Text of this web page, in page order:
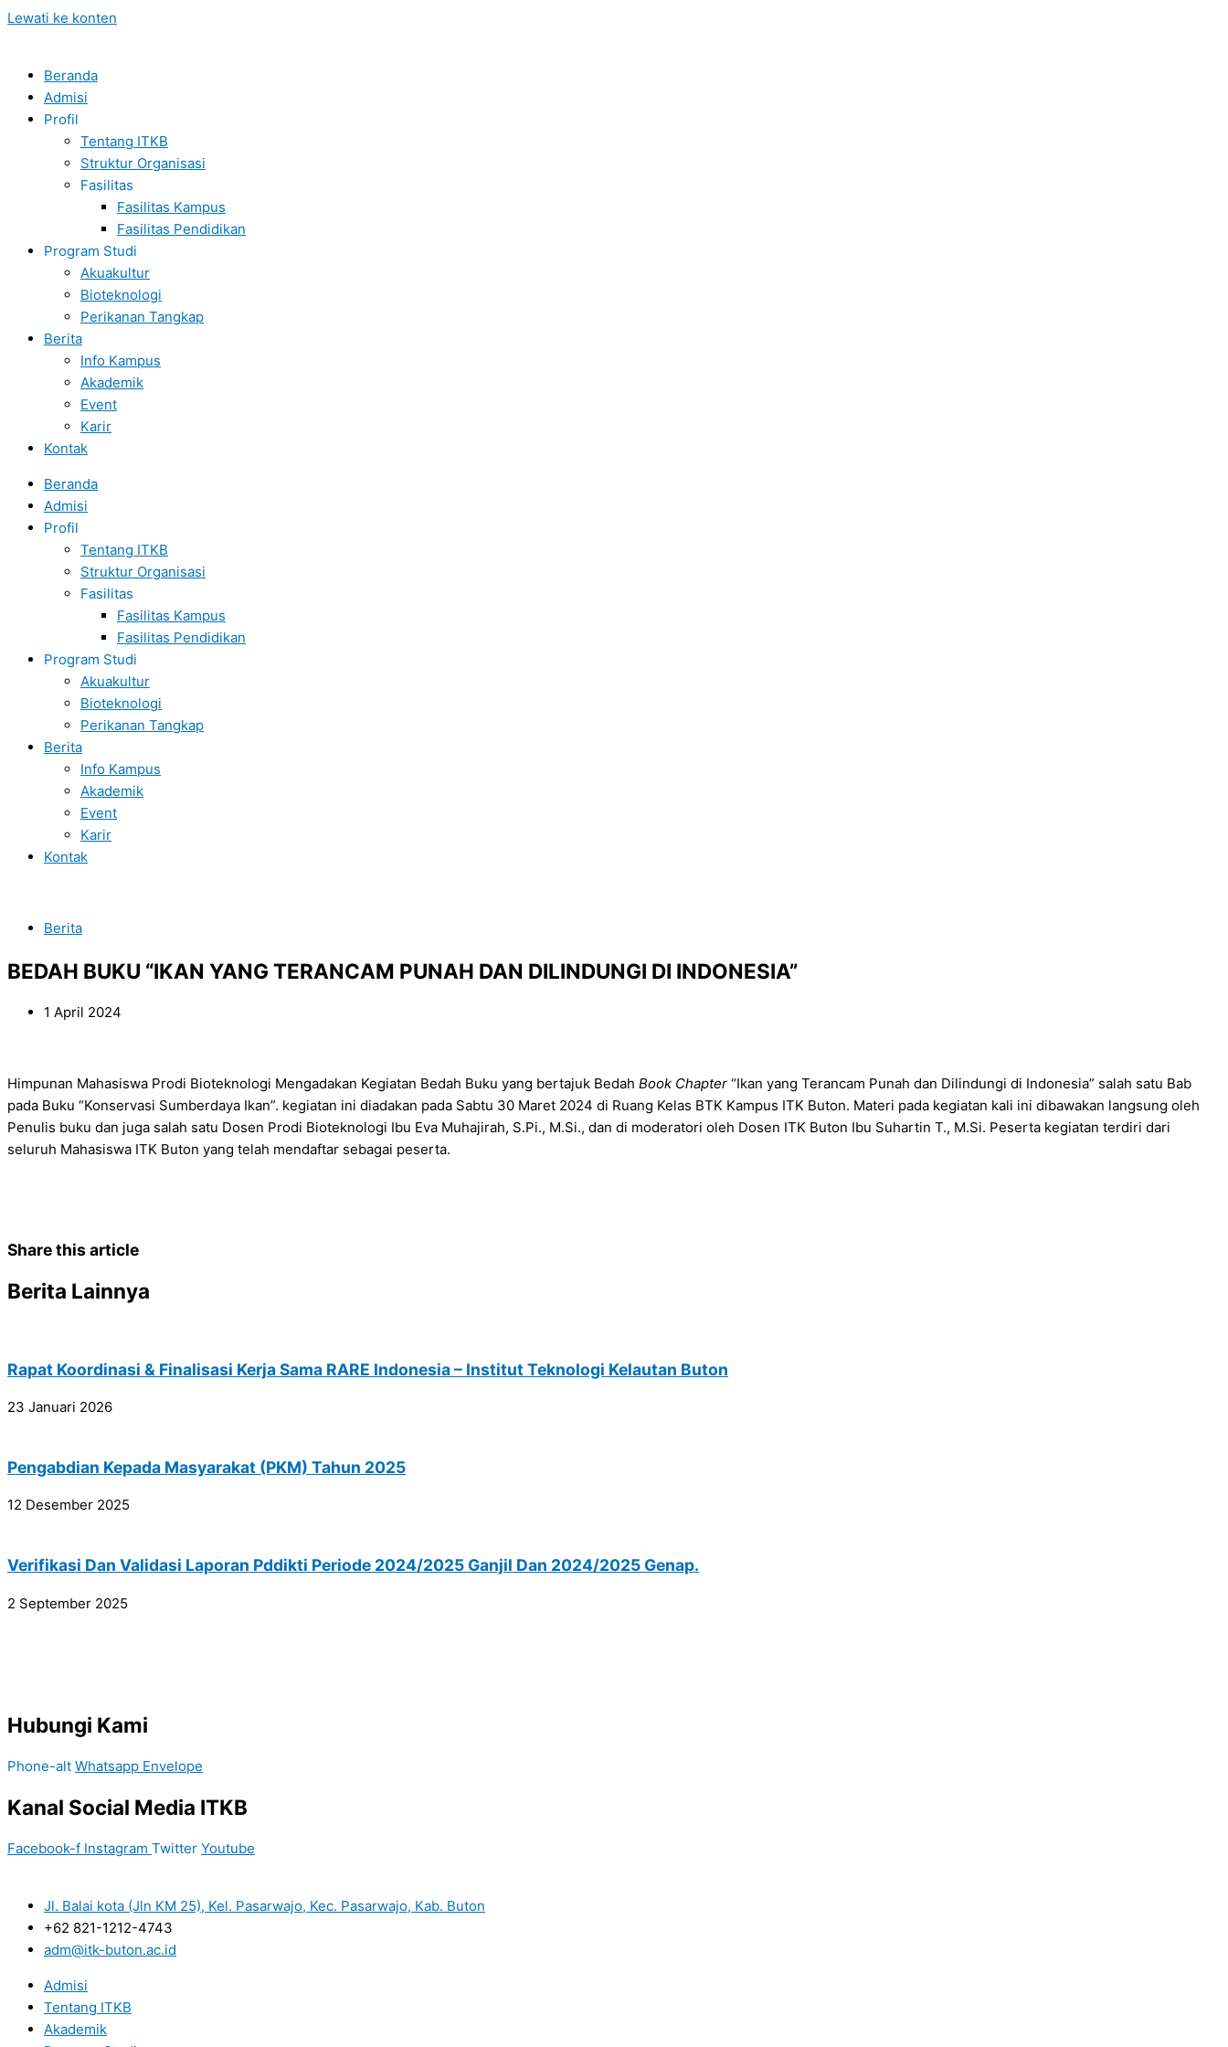
Lewati ke konten
Beranda
Admisi
Profil
Tentang ITKB
Struktur Organisasi
Fasilitas
Fasilitas Kampus
Fasilitas Pendidikan
Program Studi
Akuakultur
Bioteknologi
Perikanan Tangkap
Berita
Info Kampus
Akademik
Event
Karir
Kontak
Beranda
Admisi
Profil
Tentang ITKB
Struktur Organisasi
Fasilitas
Fasilitas Kampus
Fasilitas Pendidikan
Program Studi
Akuakultur
Bioteknologi
Perikanan Tangkap
Berita
Info Kampus
Akademik
Event
Karir
Kontak
Berita
BEDAH BUKU “IKAN YANG TERANCAM PUNAH DAN DILINDUNGI DI INDONESIA”
1 April 2024
Himpunan Mahasiswa Prodi Bioteknologi Mengadakan Kegiatan Bedah Buku yang bertajuk Bedah Book Chapter “Ikan yang Terancam Punah dan Dilindungi di Indonesia” salah satu Bab
pada Buku “Konservasi Sumberdaya Ikan”. kegiatan ini diadakan pada Sabtu 30 Maret 2024 di Ruang Kelas BTK Kampus ITK Buton. Materi pada kegiatan kali ini dibawakan langsung oleh
Penulis buku dan juga salah satu Dosen Prodi Bioteknologi Ibu Eva Muhajirah, S.Pi., M.Si., dan di moderatori oleh Dosen ITK Buton Ibu Suhartin T., M.Si. Peserta kegiatan terdiri dari
seluruh Mahasiswa ITK Buton yang telah mendaftar sebagai peserta.
Share this article
Berita Lainnya
Rapat Koordinasi & Finalisasi Kerja Sama RARE Indonesia – Institut Teknologi Kelautan Buton
23 Januari 2026
Pengabdian Kepada Masyarakat (PKM) Tahun 2025
12 Desember 2025
Verifikasi Dan Validasi Laporan Pddikti Periode 2024/2025 Ganjil Dan 2024/2025 Genap.
2 September 2025
Hubungi Kami
Phone-alt Whatsapp Envelope
Kanal Social Media ITKB
Facebook-f Instagram Twitter Youtube
Jl. Balai kota (Jln KM 25), Kel. Pasarwajo, Kec. Pasarwajo, Kab. Buton
+62 821-1212-4743
adm@itk-buton.ac.id
Admisi
Tentang ITKB
Akademik